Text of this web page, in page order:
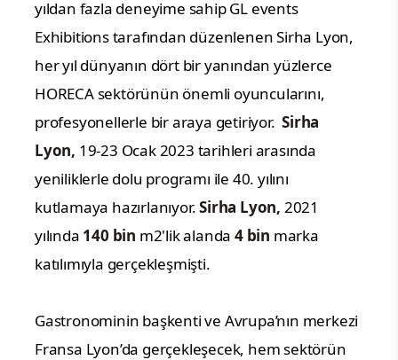
yıldan fazla deneyime sahip GL events
Exhibitions tarafından düzenlenen Sirha Lyon,
her yıl dünyanın dört bir yanından yüzlerce
HORECAsektörünün önemli oyuncularını,
profesyonellerle bir araya getiriyor. Sirha
Lyon, 19-23 Ocak 2023 tarihleri arasında
yeniliklerle dolu programı ile 40. yılını
kutlamaya hazırlanıyor.Sirha Lyon, 2021
yılında 140 bin m2'lik alanda4 bin marka
katılımıyla gerçekleşmişti.
Gastronominin başkenti ve Avrupa’nın merkezi
Fransa Lyon’da gerçekleşecek, hem sektörün